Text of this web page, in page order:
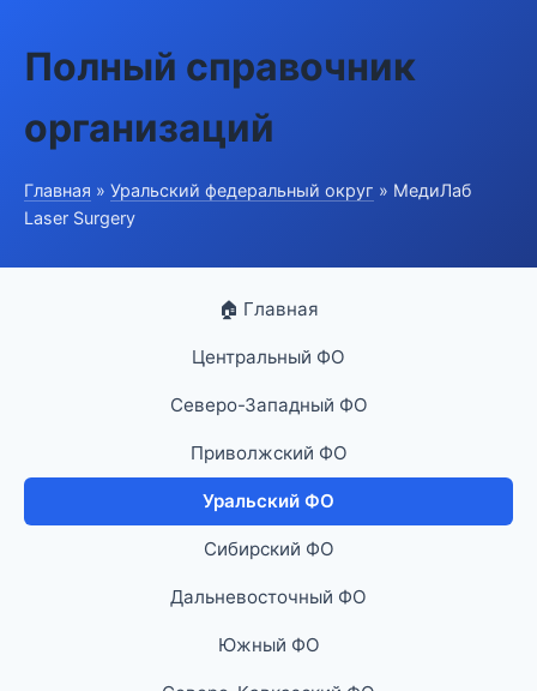
Полный справочник
организаций
Главная » Уральский федеральный округ » МедиЛаб
Laser Surgery
🏠 Главная
Центральный ФО
Северо-Западный ФО
Приволжский ФО
Уральский ФО
Сибирский ФО
Дальневосточный ФО
Южный ФО